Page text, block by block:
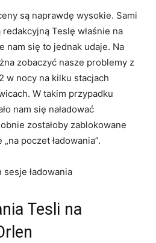
są naprawdę wysokie. Sami
Teslę właśnie na
nam się to jednak udaje. Na
zobaczyć nasze problemy z
w nocy na kilku stacjach
W takim przypadku
nam się naładować
zostałoby zablokowane
poczet ładowania”.
Tesli na